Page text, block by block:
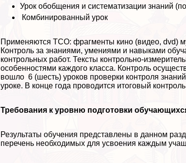
Урок обобщения и систематизации знаний
Комбинированный урок
Применяются ТСО: фрагменты кино (видео, dvd)
Контроль за знаниями, умениями и навыками
контрольных работ. Тексты контрольно-
особенностями каждого класса. Контроль
вошло 6 (шесть) уроков проверки контроля
уроке. В конце года проводится итоговый
Требования к уровню подготовки
Результаты обучения представлены в данном
перечень необходимых для усвоения каждым